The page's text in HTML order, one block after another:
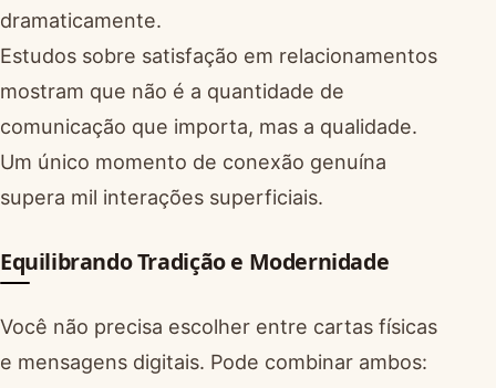
dramaticamente.
Estudos sobre satisfação em relacionamentos
mostram que não é a quantidade de
comunicação que importa, mas a qualidade.
Um único momento de conexão genuína
supera mil interações superficiais.
Equilibrando Tradição e Modernidade
Você não precisa escolher entre cartas físicas
e mensagens digitais. Pode combinar ambos: